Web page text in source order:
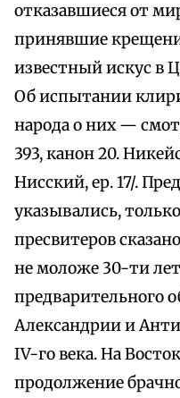
отказавшиеся от
принявшие
известный искус в
Об испытании
народа о них —
393, канон 20.
Нисский, ер. 17/.
указывались,
пресвитеров
не моложе 30-ти
предварительного
Александрии и
IV-го века. На
продолжение